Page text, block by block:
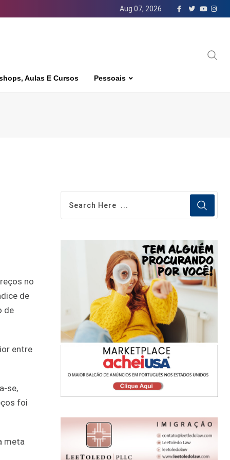
Aug 07, 2026
Aulas E Cursos Pessoais
no
de
de
entre
se,
foi
meta